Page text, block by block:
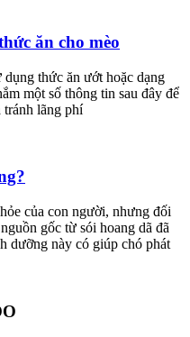
ăn cho mèo
thức ăn ướt hoặc dạng
một số thông tin sau đây để
tránh lãng phí
của con người, nhưng đối
gốc từ sói hoang dã đã
dưỡng này có giúp chó phát